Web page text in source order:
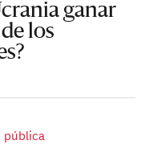
ganar
los
pública